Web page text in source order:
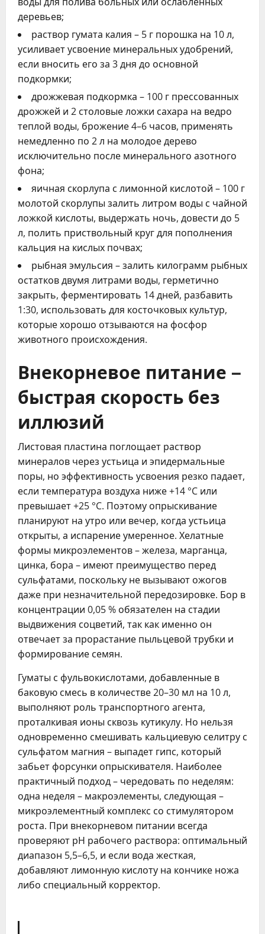
деревьев;
раствор гумата калия – 5 г порошка на 10 л,
усиливает усвоение минеральных удобрений,
если вносить его за 3 дня до основной
подкормки;
дрожжевая подкормка – 100 г прессованных
дрожжей и 2 столовые ложки сахара на ведро
теплой воды, брожение 4–6 часов, применять
немедленно по 2 л на молодое дерево
исключительно после минерального азотного
фона;
яичная скорлупа с лимонной кислотой – 100 г
молотой скорлупы залить литром воды с чайной
ложкой кислоты, выдержать ночь, довести до 5
л, полить приствольный круг для пополнения
кальция на кислых почвах;
рыбная эмульсия – залить килограмм рыбных
остатков двумя литрами воды, герметично
закрыть, ферментировать 14 дней, разбавить
1:30, использовать для косточковых культур,
которые хорошо отзываются на фосфор
животного происхождения.
Внекорневое питание –
быстрая скорость без
иллюзий
Листовая пластина поглощает раствор
минералов через устьица и эпидермальные
поры, но эффективность усвоения резко падает,
если температура воздуха ниже +14 °C или
превышает +25 °C. Поэтому опрыскивание
планируют на утро или вечер, когда устьица
открыты, а испарение умеренное. Хелатные
формы микроэлементов – железа, марганца,
цинка, бора – имеют преимущество перед
сульфатами, поскольку не вызывают ожогов
даже при незначительной передозировке. Бор в
концентрации 0,05 % обязателен на стадии
выдвижения соцветий, так как именно он
отвечает за прорастание пыльцевой трубки и
формирование семян.
Гуматы с фульвокислотами, добавленные в
баковую смесь в количестве 20–30 мл на 10 л,
выполняют роль транспортного агента,
проталкивая ионы сквозь кутикулу. Но нельзя
одновременно смешивать кальциевую селитру с
сульфатом магния – выпадет гипс, который
забьет форсунки опрыскивателя. Наиболее
практичный подход – чередовать по неделям:
одна неделя – макроэлементы, следующая –
микроэлементный комплекс со стимулятором
роста. При внекорневом питании всегда
проверяют рН рабочего раствора: оптимальный
диапазон 5,5–6,5, и если вода жесткая,
добавляют лимонную кислоту на кончике ножа
либо специальный корректор.